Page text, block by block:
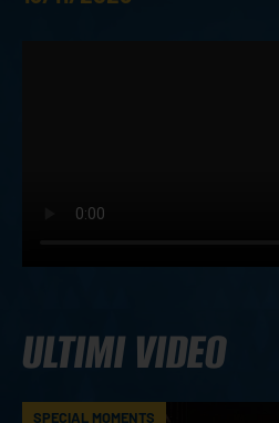
ULTIMI VIDEO
SPECIAL MOMENTS